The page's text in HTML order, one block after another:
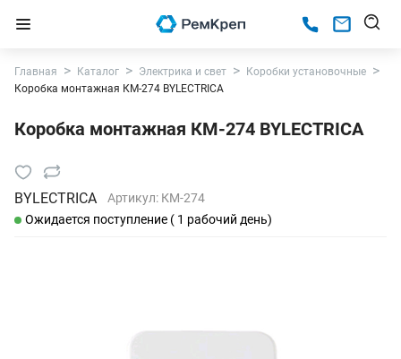
Главная Каталог Электрика и свет
Коробки установочные
Коробка монтажная КМ-274 BYLECTRICA
Коробка монтажная КМ-274 BYLECTRICA
BYLECTRICA Артикул: КМ-274
Ожидается поступление ( 1 рабочий день)